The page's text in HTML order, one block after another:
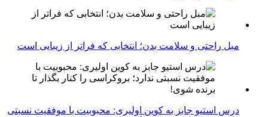
مبل راحتی و سلامت بدن؛ انتخابی که فراتر از زیبایی است
درس استیو جابز به کوین اولیری: محبوبیت با موفقیت نسبتی